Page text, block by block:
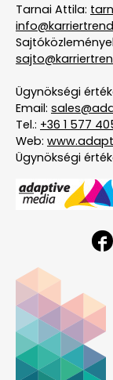
Tarnai Attila:
Ügynökségi
Email:
Tel.: +36 1 577
Web:
Ügynökségi